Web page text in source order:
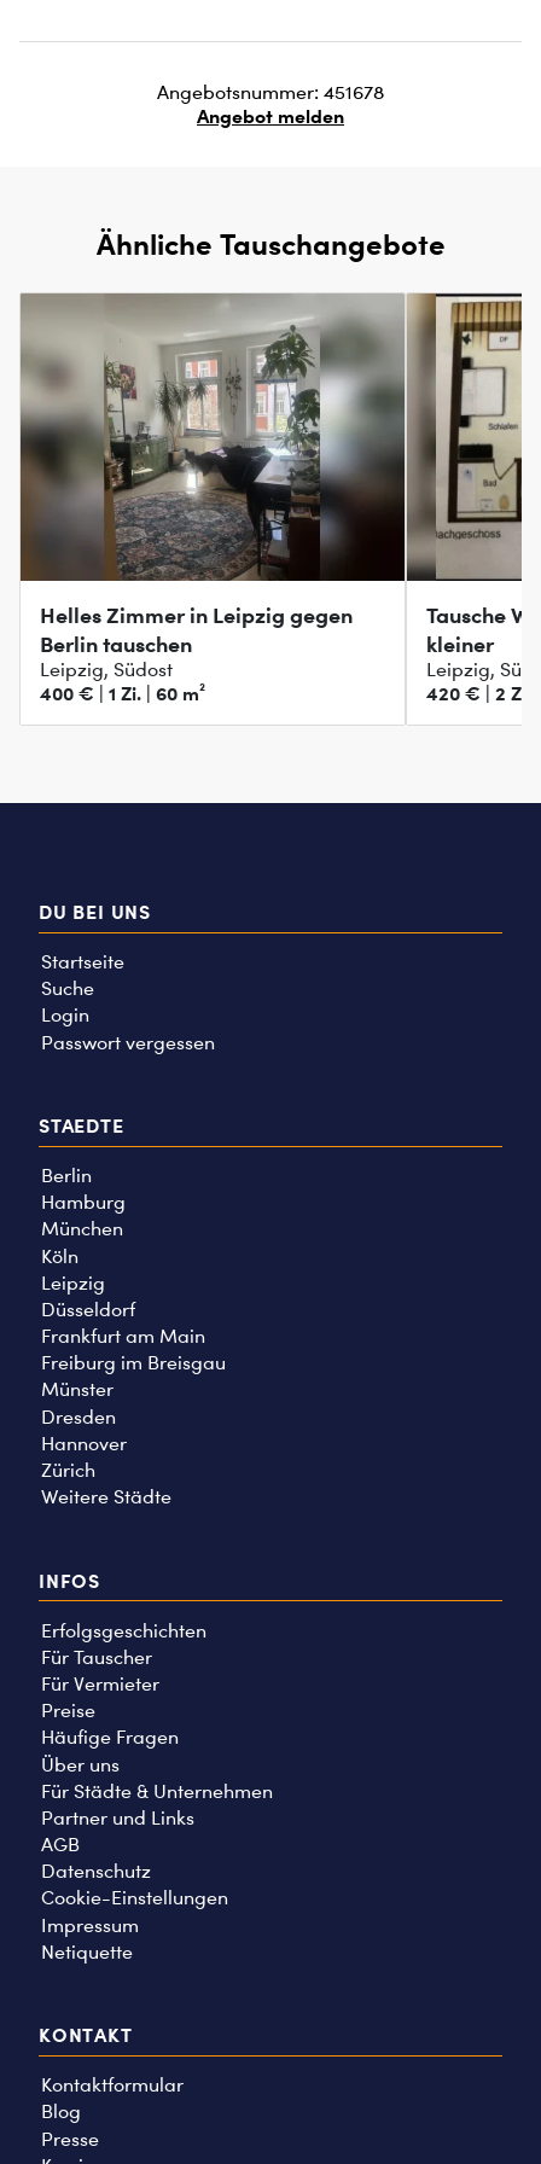
Angebotsnummer: 451678
Angebot melden
Ähnliche Tauschangebote
Helles Zimmer in Leipzig gegen
Berlin tauschen
Leipzig, Südost
400 € | 1 Zi. | 60 m²
Tausche
kleiner
Leipzig,
420 € | 2 Zi.
DU BEI UNS
Startseite
Suche
Login
Passwort vergessen
STAEDTE
Berlin
Hamburg
München
Köln
Leipzig
Düsseldorf
Frankfurt am Main
Freiburg im Breisgau
Münster
Dresden
Hannover
Zürich
Weitere Städte
INFOS
Erfolgsgeschichten
Für Tauscher
Für Vermieter
Preise
Häufige Fragen
Über uns
Für Städte & Unternehmen
Partner und Links
AGB
Datenschutz
Cookie-Einstellungen
Impressum
Netiquette
KONTAKT
Kontaktformular
Blog
Presse